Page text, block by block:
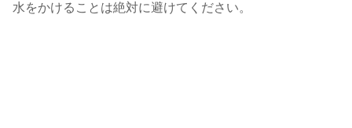
水をかけることは絶対に避けてください。